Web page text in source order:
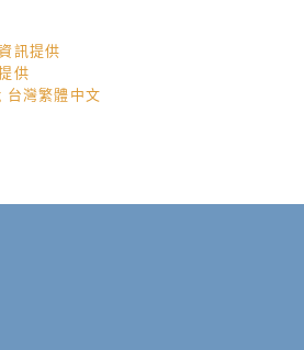
訊提供
供
灣繁體中文